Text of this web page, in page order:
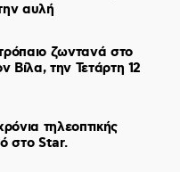
αυλή
ζωντανά στο
Βίλα, την Τετάρτη 12
τηλεοπτικής
στο Star.